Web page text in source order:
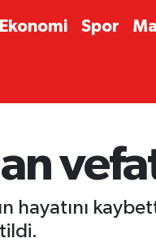
Ekonomi Spor
hayatını